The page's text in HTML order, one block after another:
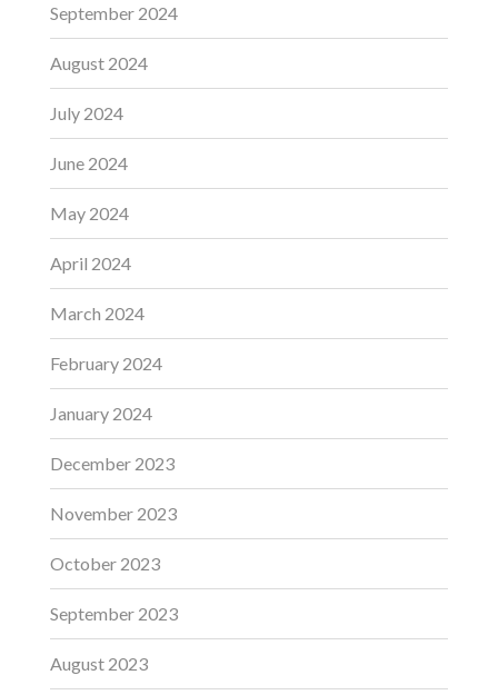
September 2024
August 2024
July 2024
June 2024
May 2024
April 2024
March 2024
February 2024
January 2024
December 2023
November 2023
October 2023
September 2023
August 2023